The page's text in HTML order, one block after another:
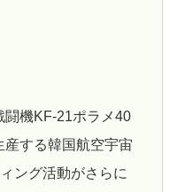
闘機KF-21ポラメ40
する韓国航空宇宙
ング活動がさらに